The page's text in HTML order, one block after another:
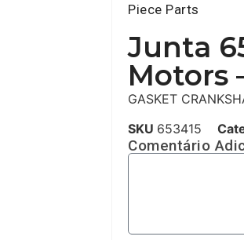
Piece Parts
Junta
Motors
GASKET
SKU 653415
Comentário